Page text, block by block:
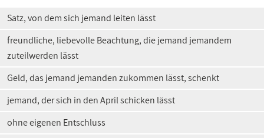
Satz, von dem sich jemand leiten lässt
freundliche, liebevolle Beachtung, die jemand jemandem
zuteilwerden lässt
Geld, das jemand jemanden zukommen lässt, schenkt
jemand, der sich in den April schicken lässt
ohne eigenen Entschluss